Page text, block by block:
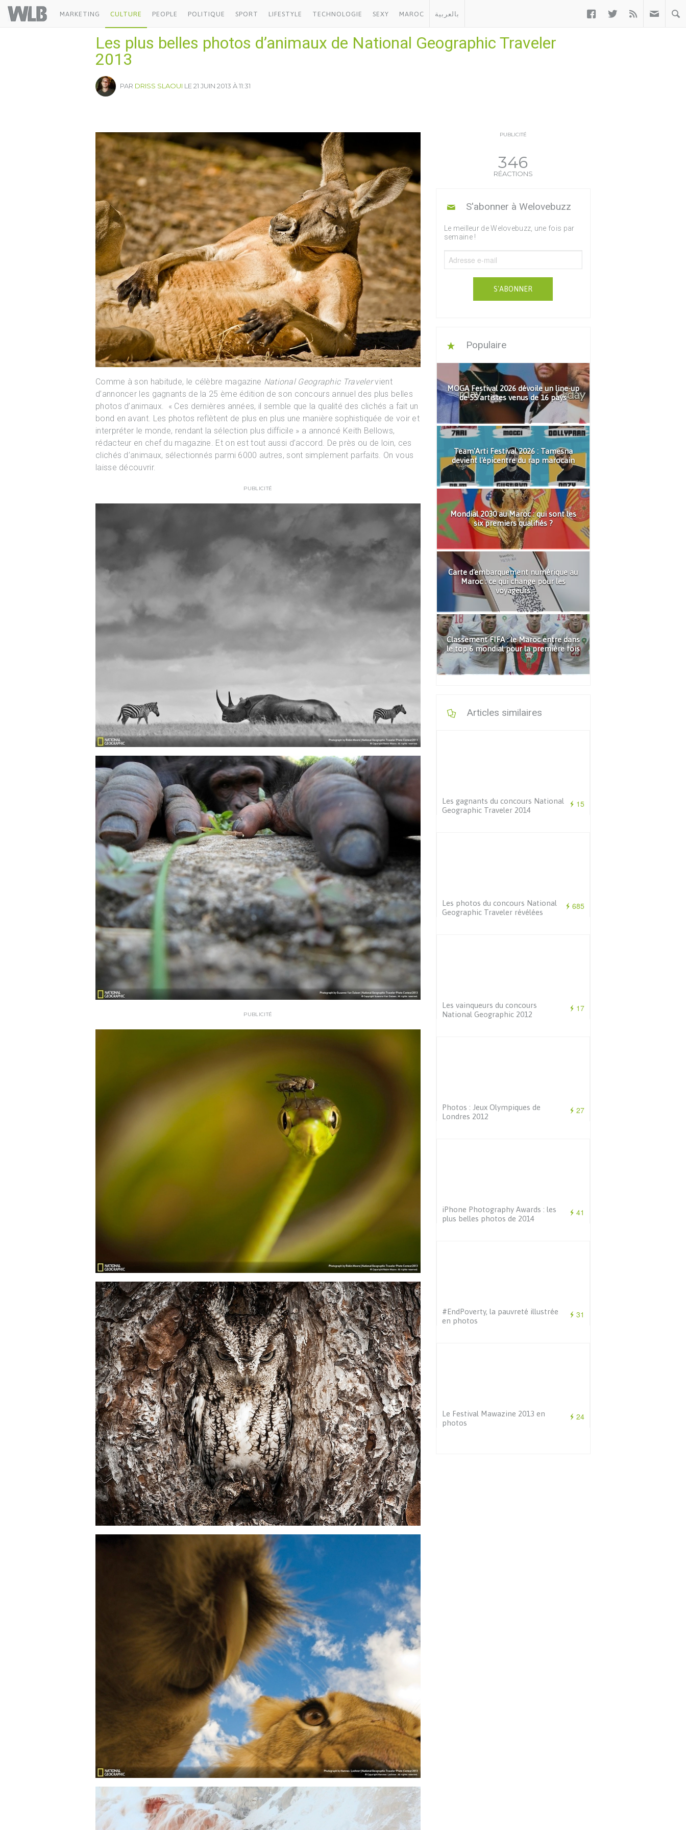
Welovebuzz
MARKETING CULTURE PEOPLE POLITIQUE SPORT LIFESTYLE TECHNOLOGIE SEXY MAROC بالعربية   
Les plus belles photos d’animaux de National Geographic Traveler
2013
PAR DRISS SLAOUI LE 21 JUIN 2013 À 11:31
Comme à son habitude, le célèbre magazine National Geographic Travelervient
d’annoncer les gagnants de la 25 ème édition de son concours annuel des plus belles
photos d’animaux. « Ces dernières années, il semble que la qualité des clichés a fait un
bond en avant. Les photos reflètent de plus en plus une manière sophistiquée de voir et
interpréter le monde, rendant la sélection plus difficile » a annoncé Keith Bellows,
rédacteur en chef du magazine. Et on est tout aussi d’accord. De près ou de loin, ces
clichés d’animaux, sélectionnés parmi 6000 autres, sont simplement parfaits. On vous
laisse découvrir.
PUBLICITÉ
PUBLICITÉ
PUBLICITÉ
346
RÉACTIONS
S'abonner à Welovebuzz
Le meilleur de Welovebuzz, une fois par
semaine !
S'ABONNER
Populaire
MOGA Festival 2026 dévoile un line-up
de 55 artistes venus de 16 pays
Team'Arti Festival 2026 : Tamesna
devient l'épicentre du rap marocain
Mondial 2030 au Maroc : qui sont les
six premiers qualifiés ?
Carte d'embarquement numérique au
Maroc : ce qui change pour les
voyageurs
Classement FIFA : le Maroc entre dans
le top 6 mondial pour la première fois
Articles similaires
15
Les gagnants du concours National
Geographic Traveler 2014
685
Les photos du concours National
Geographic Traveler révélées
17
Les vainqueurs du concours
National Geographic 2012
27
Photos : Jeux Olympiques de
Londres 2012
41
iPhone Photography Awards : les
plus belles photos de 2014
31
#EndPoverty, la pauvreté illustrée
en photos
24
Le Festival Mawazine 2013 en
photos